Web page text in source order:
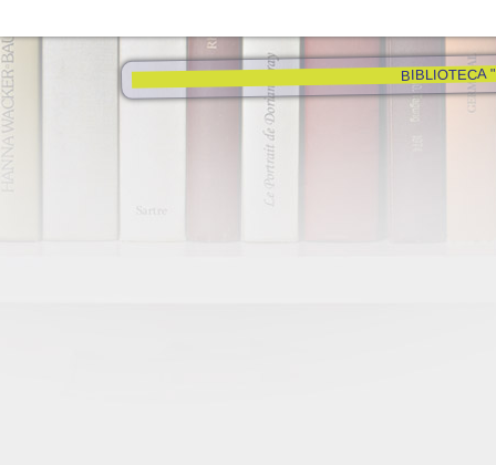
BIBLIOTECA